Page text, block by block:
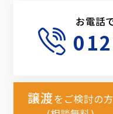
お電話
譲渡をご検討の方